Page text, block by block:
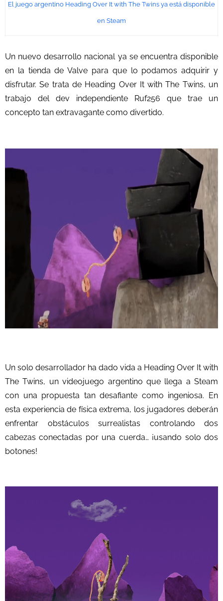
El juego argentino Heading Over It with The Twins ya está disponible
en Steam
Un nuevo desarrollo nacional ya se encuentra disponible
en la tienda de Valve para que lo podamos adquirir y
disfrutar. Se trata de Heading Over It with The Twins, un
trabajo del dev independiente Ruf256 que trae un
concepto tan extravagante como divertido.
Un solo desarrollador ha dado vida a Heading Over It with
The Twins, un videojuego argentino que llega a Steam
con una propuesta tan desafiante como ingeniosa. En
esta experiencia de física extrema, los jugadores deberán
enfrentar obstáculos surrealistas controlando dos
cabezas conectadas por una cuerda… ¡usando solo dos
botones!